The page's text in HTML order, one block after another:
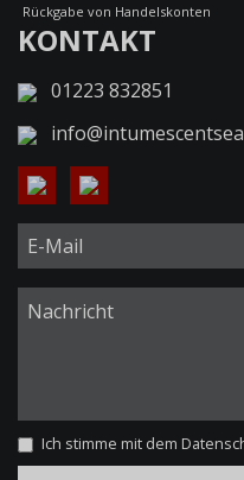
Rückgabe von Handelskonten
KONTAKT
01223 832851
Ich stimme mit dem